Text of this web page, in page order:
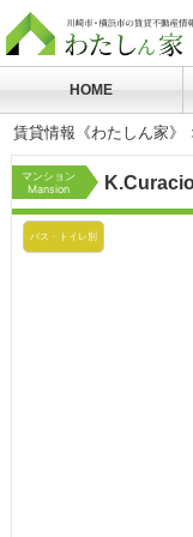
HOME
賃貸情報《わたしん家》
マンション
Mansion
バス・トイレ別